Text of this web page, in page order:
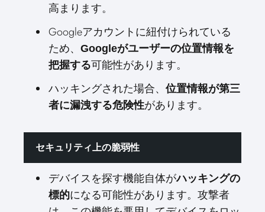
高まります。
Googleアカウントに紐付けられている
ため、
Googleがユーザーの位置情報を
把握する可能性があります。
ハッキングされた場合、
位置情報が第三
者に漏洩する危険性があります。
セキュリティ上の脆弱性
デバイスを探す機能自体がハッキングの
標的になる可能性があります。攻撃者